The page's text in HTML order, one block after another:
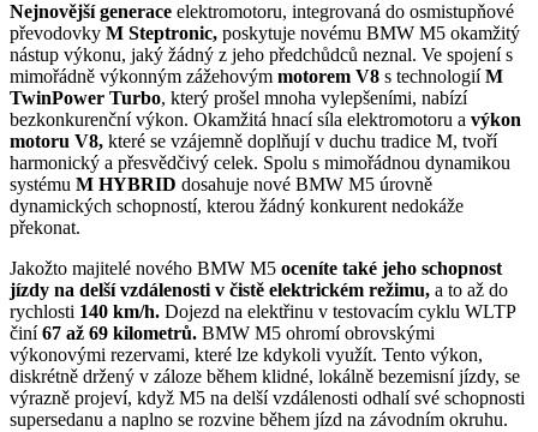
Nejnovější generace elektromotoru, integrovaná do osmistupňové
převodovky M Steptronic, poskytuje novému BMW M5 okamžitý
nástup výkonu, jaký žádný z jeho předchůdců neznal. Ve spojení s
mimořádně výkonným zážehovým motorem V8 s technologií M
TwinPower Turbo, který prošel mnoha vylepšeními, nabízí
bezkonkurenční výkon. Okamžitá hnací síla elektromotoru a výkon
motoru V8, které se vzájemně doplňují v duchu tradice M, tvoří
harmonický a přesvědčivý celek. Spolu s mimořádnou dynamikou
systému M HYBRID dosahuje nové BMW M5 úrovně
dynamických schopností, kterou žádný konkurent nedokáže
překonat.
Jakožto majitelé nového BMW M5 oceníte také jeho schopnost
jízdy na delší vzdálenosti v čistě elektrickém režimu, a to až do
rychlosti 140 km/h. Dojezd na elektřinu v testovacím cyklu WLTP
činí 67 až 69 kilometrů. BMW M5 ohromí obrovskými
výkonovými rezervami, které lze kdykoli využít. Tento výkon,
diskrétně držený v záloze během klidné, lokálně bezemisní jízdy, se
výrazně projeví, když M5 na delší vzdálenosti odhalí své schopnosti
supersedanu a naplno se rozvine během jízd na závodním okruhu.